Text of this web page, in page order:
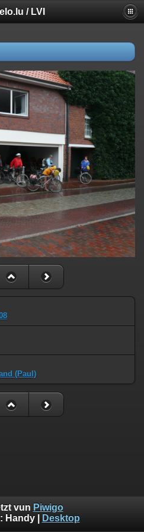
/ LVI
(Paul)
vun Piwigo
Handy| Desktop